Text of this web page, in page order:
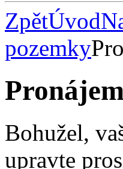
ZpětÚvod
pozemky
Bohužel,
upravte